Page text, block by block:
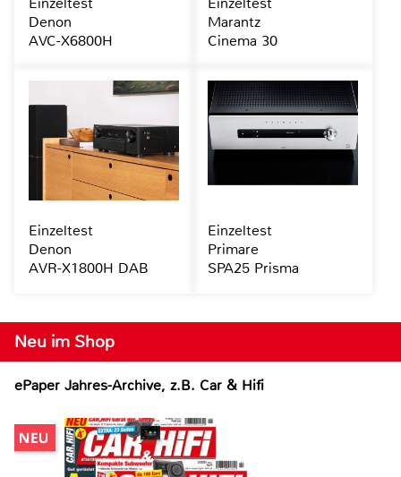
Neu im Shop
ePaper Jahres-Archive, z.B. Car & Hifi
Denon
AVC-X6800H
Marantz
Cinema 30
Einzeltest
Denon
AVR-X1800H DAB
Einzeltest
Primare
SPA25 Prisma